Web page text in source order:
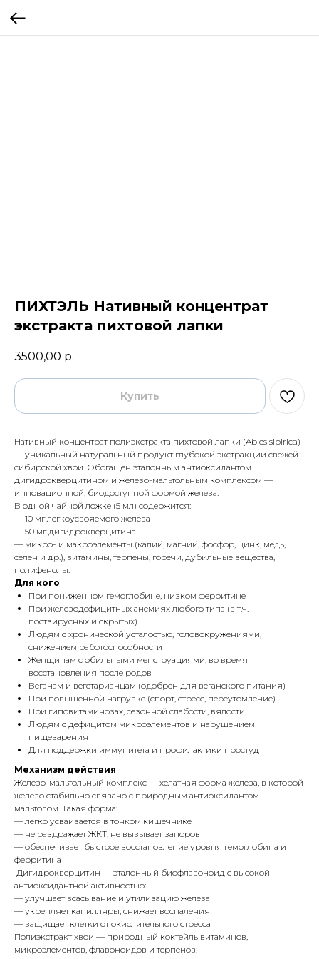
ПИХТЭЛЬ Нативный концентрат
экстракта пихтовой лапки
3500,00 р.
Купить
Нативный концентрат полиэкстракта пихтовой лапки (Abies sibirica)
— уникальный натуральный продукт глубокой экстракции свежей
сибирской хвои. Обогащён эталонным антиоксидантом
дигидрокверцитином и железо-мальтольным комплексом —
инновационной, биодоступной формой железа.
В одной чайной ложке (5 мл) содержится:
— 10 мг легкоусвояемого железа
— 50 мг дигидрокверцитина
— микро- и макроэлементы (калий, магний, фосфор, цинк, медь,
селен и др.), витамины, терпены, горечи, дубильные вещества,
полифенолы.
Для кого
При пониженном гемоглобине, низком ферритине
При железодефицитных анемиях любого типа (в т.ч.
поствирусных и скрытых)
Людям с хронической усталостью, головокружениями,
снижением работоспособности
Женщинам с обильными менструациями, во время
восстановления после родов
Веганам и вегетарианцам (одобрен для веганского питания)
При повышенной нагрузке (спорт, стресс, переутомление)
При гиповитаминозах, сезонной слабости, вялости
Людям с дефицитом микроэлементов и нарушением
пищеварения
Для поддержки иммунитета и профилактики простуд
Механизм действия
Железо-мальтольный комплекс — хелатная форма железа, в которой
железо стабильно связано с природным антиоксидантом
мальтолом. Такая форма:
— легко усваивается в тонком кишечнике
— не раздражает ЖКТ, не вызывает запоров
— обеспечивает быстрое восстановление уровня гемоглобина и
ферритина
Дигидрокверцитин — эталонный биофлавоноид с высокой
антиоксидантной активностью:
— улучшает всасывание и утилизацию железа
— укрепляет капилляры, снижает воспаления
— защищает клетки от окислительного стресса
Полиэкстракт хвои — природный коктейль витаминов,
микроэлементов, флавоноидов и терпенов: